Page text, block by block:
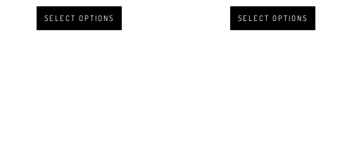
SELECT OPTIONS SELECT OPTIONS